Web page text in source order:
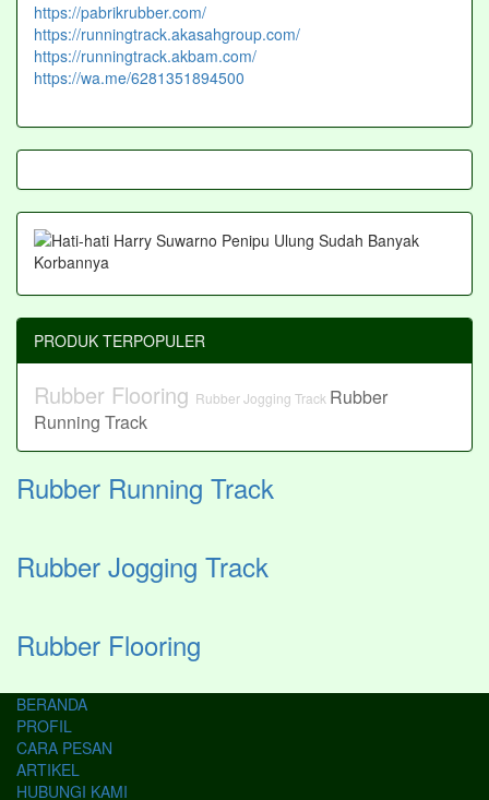
https://pabrikrubber.com/
https://runningtrack.akasahgroup.com/
https://runningtrack.akbam.com/
https://wa.me/6281351894500
PRODUK TERPOPULER
Rubber Flooring Rubber Jogging Track Rubber
Running Track
Rubber Running Track
Rubber Jogging Track
Rubber Flooring
BERANDA
PROFIL
CARA PESAN
ARTIKEL
HUBUNGI KAMI